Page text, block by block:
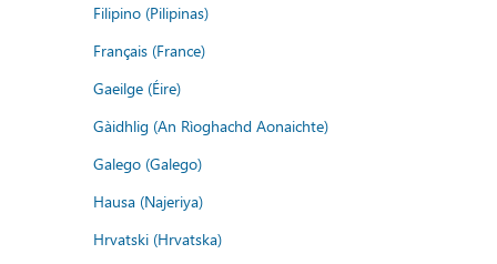
Filipino (Pilipinas)
Français (France)
Gaeilge (Éire)
Gàidhlig (An Rìoghachd Aonaichte)
Galego (Galego)
Hausa (Najeriya)
Hrvatski (Hrvatska)